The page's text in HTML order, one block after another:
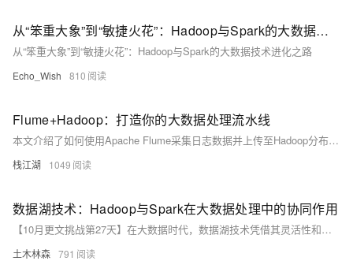
从“笨重大象”到“敏捷火花”：Hadoop与Spark的大数据技术进化之路
从“笨重大象”到“敏捷火花”：Hadoop与Spark的大数据技术进化之路
Echo_Wish 810
Flume+Hadoop：打造你的大数据处理流水线
本文介绍了如何使用Apache Flume采集日志数据并上传至Hadoop分布式文件系统（HDFS）。Flume是一个高可用、可靠的分布式系统，适用于大规模日志数据的采集和传输。文章详细描述了Flume的安装、配置及启动过程，并通过具体示例展示了如何将本地日志数据实时传输到HDFS中。同时，还提供了验证步骤，确保数据成功上传。最后，补充说明了使用文件模式作为channel以避免数据丢失的方法。
栈江湖 1049
数据湖技术：Hadoop与Spark在大数据处理中的协同作用
【10月更文挑战第27天】在大数据时代，数据湖技术凭借其灵活性和成本效益成为企业存储和分析大规模异构数据的首选。Hadoop和Spark作为数据湖技术的核心组件，通过HDFS存储数据和Spark进行高效计算，实现了数据处理的优化。本文探讨了Hadoop与Spark的最佳实践，包括数据存储、处理、安全和可视化等方面，展示了它们在实际应用中的协同效应。
土木林森 791